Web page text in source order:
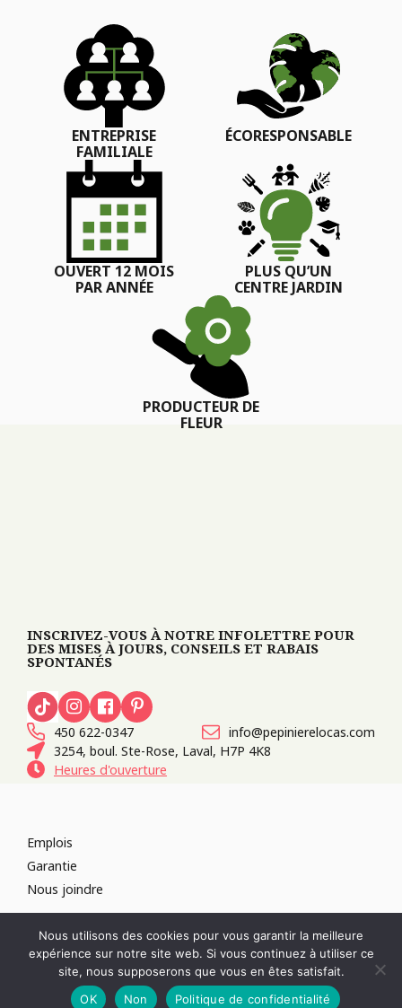
ENTREPRISE
FAMILIALE
ÉCORESPONSABLE
OUVERT 12 MOIS
PAR ANNÉE
PLUS QU’UN
CENTRE JARDIN
PRODUCTEUR DE
FLEUR
INSCRIVEZ-VOUS À NOTRE INFOLETTRE POUR
DES MISES À JOURS, CONSEILS ET RABAIS
SPONTANÉS
450 622-0347
info@pepinierelocas.com
3254, boul. Ste-Rose, Laval, H7P 4K8
Heures d'ouverture
Emplois
Garantie
Nous joindre
SITES WEB :PAR DESIGN, AGENCE WEB
RÉVOQUER LE CONSENTEMENT
POLITIQUE DE CONFIDENTIALITÉ
Nous utilisons des cookies pour vous garantir la meilleure
expérience sur notre site web. Si vous continuez à utiliser ce
site, nous supposerons que vous en êtes satisfait.
OK
Non Politique de confidentialité